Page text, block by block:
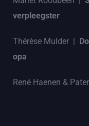
verpleegster
Thérèse Mulder |
opa
René Haenen &